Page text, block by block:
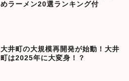
めラーメン20選ランキング付
大井町の大規模再開発が始動！大井
町は2025年に大変身！？